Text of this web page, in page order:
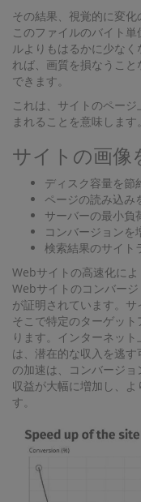
その結果、視覚的に変化
このファイルのバイト
ルよりもはるかに少な
れば、画質を損なうこ
できます。
これは、サイトのペー
まれることを意味します。
サイトの画像
ディスク容量を節
ページの読み込み
サーバーの最小負
コンバージョンを
検索結果のサイト
Webサイトの高速化によ
Webサイトのコンバー
が証明されています。サ
そこで特定のターゲッ
ります。インターネッ
は、潜在的な収入を逃
の加速は、コンバージ
収益が大幅に増加し、
す。